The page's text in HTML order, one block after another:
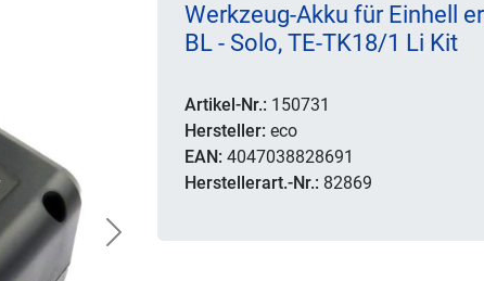
Next
Werkzeug-Akku für Einhell
BL - Solo, TE-TK18/1 Li Kit
Artikel-Nr.: 150731
Hersteller: eco
EAN: 4047038828691
Herstellerart.-Nr.: 82869